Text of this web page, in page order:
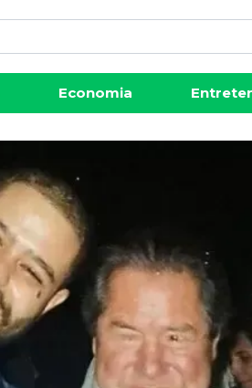
Economia